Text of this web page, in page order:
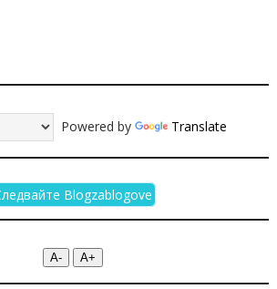
Powered by Translate
Blogzablogove
А- А+